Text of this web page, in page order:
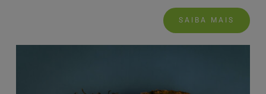
SAIBA MAIS